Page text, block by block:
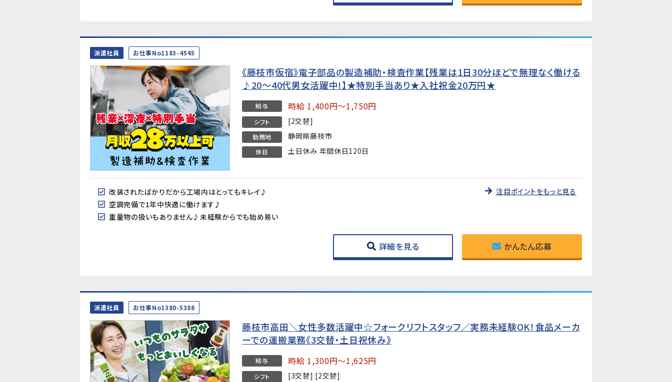
派遣社員 お仕事No1183-4545
《藤枝市仮宿》電子部品の製造補助・検査作業【残業は1日30分ほどで無理なく働ける
♪20～40代男女活躍中!】★特別手当あり★入社祝金20万円★
給与 時給 1,400円～1,750円
シフト [2交替]
勤務地 静岡県藤枝市
休日 土日休み 年間休日120日
改装されたばかりだから工場内はとってもキレイ♪
空調完備で1年中快適に働けます♪
重量物の扱いもありません♪未経験からでも始め易い
注目ポイントをもっと見る
詳細を見る かんたん応募
派遣社員 お仕事No1380-5386
藤枝市高田＼女性多数活躍中☆フォークリフトスタッフ／実務未経験OK！食品メーカ
ーでの運搬業務《3交替・土日祝休み》
給与 時給 1,300円～1,625円
シフト [3交替] [2交替]